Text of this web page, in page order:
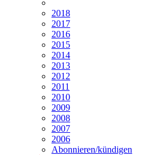
2018
2017
2016
2015
2014
2013
2012
2011
2010
2009
2008
2007
2006
Abonnieren/kündigen